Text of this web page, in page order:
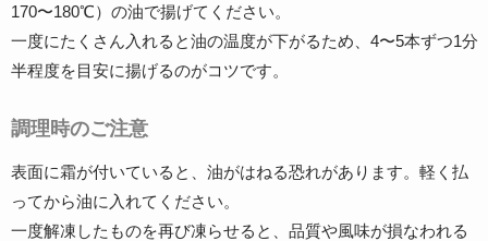
170〜180℃）の油で揚げてください。
一度にたくさん入れると油の温度が下がるため、4〜5本ずつ1分
半程度を目安に揚げるのがコツです。
調理時のご注意
表面に霜が付いていると、油がはねる恐れがあります。軽く払
ってから油に入れてください。
一度解凍したものを再び凍らせると、品質や風味が損なわれる